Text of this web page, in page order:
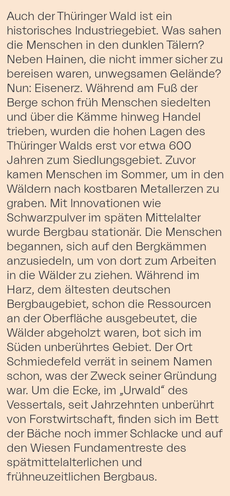
Auch der Thüringer Wald ist ein
historisches Industriegebiet. Was sahen
die Menschen in den dunklen Tälern?
Neben Hainen, die nicht immer sicher zu
bereisen waren, unwegsamen Gelände?
Nun: Eisenerz. Während am Fuß der
Berge schon früh Menschen siedelten
und über die Kämme hinweg Handel
trieben, wurden die hohen Lagen des
Thüringer Walds erst vor etwa 600
Jahren zum Siedlungsgebiet. Zuvor
kamen Menschen im Sommer, um in den
Wäldern nach kostbaren Metallerzen zu
graben. Mit Innovationen wie
Schwarzpulver im späten Mittelalter
wurde Bergbau stationär. Die Menschen
begannen, sich auf den Bergkämmen
anzusiedeln, um von dort zum Arbeiten
in die Wälder zu ziehen. Während im
Harz, dem ältesten deutschen
Bergbaugebiet, schon die Ressourcen
an der Oberfläche ausgebeutet, die
Wälder abgeholzt waren, bot sich im
Süden unberührtes Gebiet. Der Ort
Schmiedefeld verrät in seinem Namen
schon, was der Zweck seiner Gründung
war. Um die Ecke, im „Urwald“ des
Vessertals, seit Jahrzehnten unberührt
von Forstwirtschaft, finden sich im Bett
der Bäche noch immer Schlacke und auf
den Wiesen Fundamentreste des
spätmittelalterlichen und
frühneuzeitlichen Bergbaus.